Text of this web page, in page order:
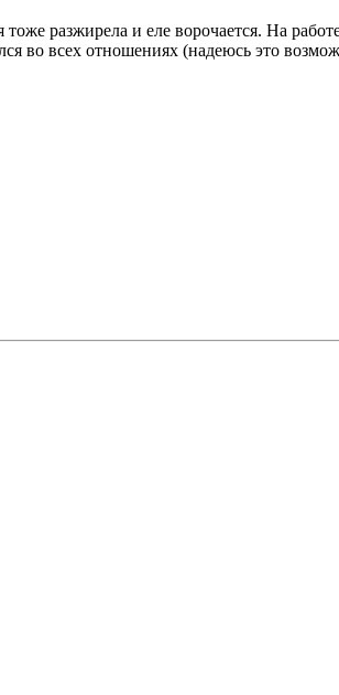
разжирела и еле ворочается. На
во всех отношениях (надеюсь это